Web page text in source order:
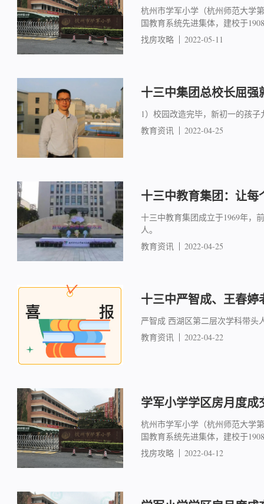
杭州市学军小学（杭州师范大学
国教育系统先进集体，建校于
找房攻略
2022-05-11
十三中集团总校长屈
1）校园改造完毕，新初一的孩
教育资讯
2022-04-25
十三中教育集团：让
十三中教育集团成立于1969年，
人。
教育资讯
2022-04-25
十三中严智成、王春
严智成 西湖区第二层次学科带头
教育资讯
2022-04-22
学军小学学区房月度成
杭州市学军小学（杭州师范大学
国教育系统先进集体，建校于
找房攻略
2022-04-12